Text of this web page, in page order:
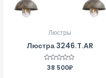
Люстры
Люстра 3246.T.AR
Оценка
38 500₽